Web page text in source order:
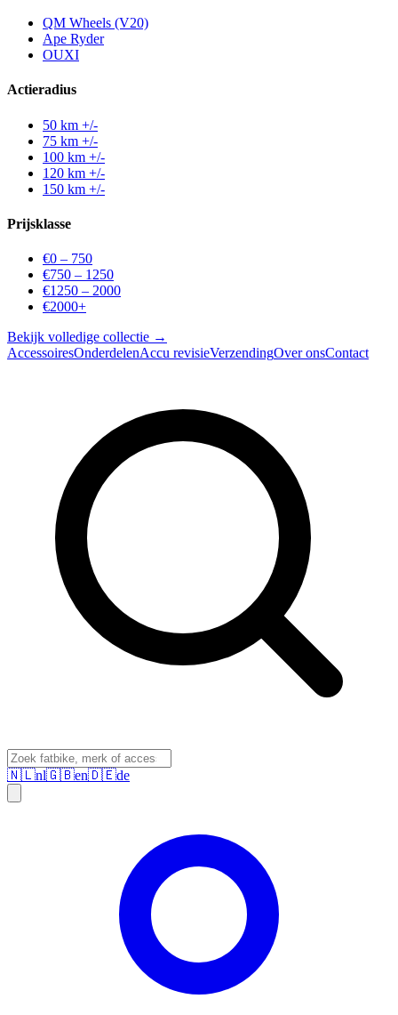
QM Wheels (V20)
Ape Ryder
OUXI
Actieradius
50 km +/-
75 km +/-
100 km +/-
120 km +/-
150 km +/-
Prijsklasse
€0 – 750
€750 – 1250
€1250 – 2000
€2000+
Bekijk volledige collectie →
AccessoiresOnderdelenAccu revisieVerzendingOver onsContact
🇳🇱nl🇬🇧en🇩🇪de